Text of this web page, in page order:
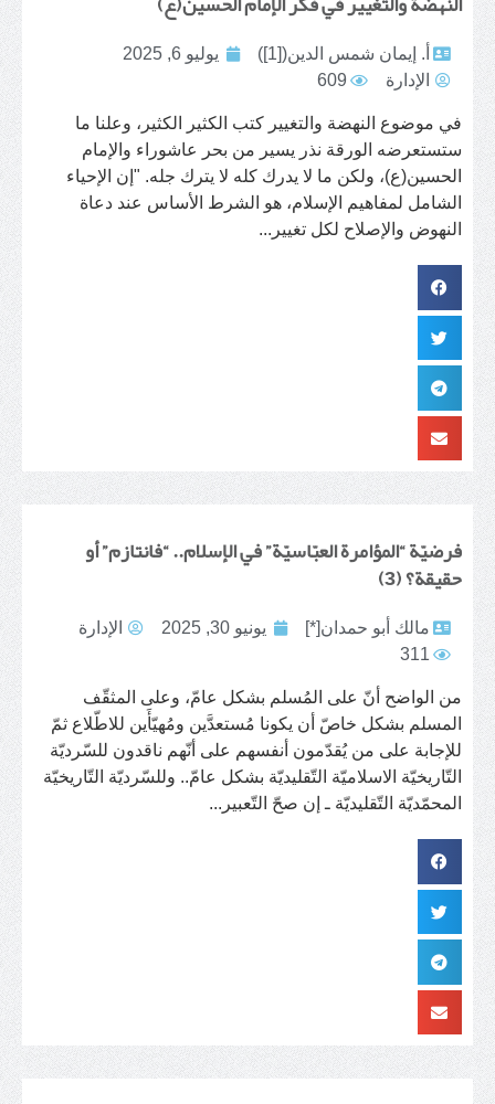
أ. إيمان شمس الدين([1])
يوليو 6, 2025
الإدارة
609
في موضوع النهضة والتغيير كتب الكثير الكثير، وعلنا ما
ستستعرضه الورقة نذر يسير من بحر عاشوراء والإمام
الحسين(ع)، ولكن ما لا يدرك كله لا يترك جله. "إن الإحياء
الشامل لمفاهيم الإسلام، هو الشرط الأساس عند دعاة
النهوض والإصلاح لكل تغيير...
فرضيّة “المؤامرة العبّاسيّة” في الإسلام.. “فانتازم” أو
حقيقة؟ (3)
مالك أبو حمدان[*] يونيو 30, 2025
الإدارة
311
من الواضح أنّ على المُسلم بشكل عامّ، وعلى المثقّف
المسلم بشكل خاصّ أن يكونا مُستعدَّين ومُهيّأَين للاطّلاع ثمّ
للإجابة على من يُقدّمون أنفسهم على أنّهم ناقدون للسّرديّة
التّاريخيّة الاسلاميّة التّقليديّة بشكل عامّ.. وللسّرديّة التّاريخيّة
المحمّديّة التّقليديّة ـ إن صحّ التّعبير...